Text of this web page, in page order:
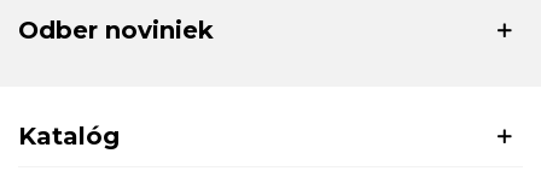
Odber noviniek
Katalóg